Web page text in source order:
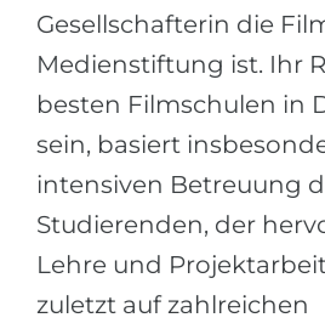
Holland-Test
Interessenkarte-Test
RIASEC-Test
Erfolgzu
100%
Unsere
Russland
Ukraine
Kasachstan
Aserbaidschan
Armenien
Belarus
Anderes Land
Gesellschafterin die
Medienstiftung ist. Ihr
besten Filmschulen in
sein, basiert
intensiven Betreuung
Studierenden, der
Lehre und
zuletzt auf zahlreichen